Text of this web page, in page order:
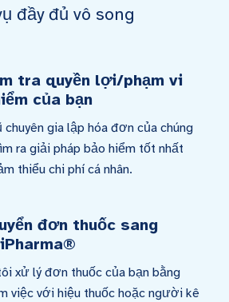
đầy đủ vô song
tra quyền lợi/phạm vi
của bạn
chuyên gia lập hóa đơn của chúng
ra giải pháp bảo hiểm tốt nhất
thiểu chi phí cá nhân.
đơn thuốc sang
xử lý đơn thuốc của bạn bằng
việc với hiệu thuốc hoặc người kê